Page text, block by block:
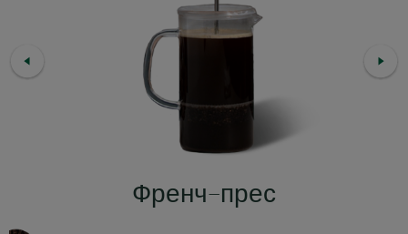
Френч-прес